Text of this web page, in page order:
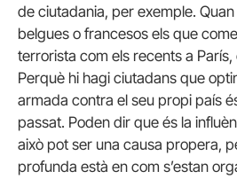
de ciutadania, per exemple.
belgues o francesos els que
terrorista com els recents a París,
Perquè hi hagi ciutadans que
armada contra el seu propi país
passat. Poden dir que és la
això pot ser una causa propera,
profunda està en com s’estan